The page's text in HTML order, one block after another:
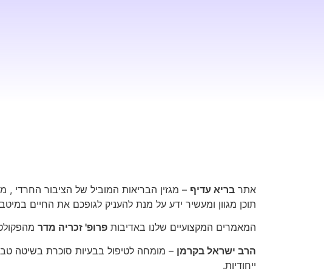
אתר בריא עדיף – מגזין הבריאות המוביל של הציבור החרדי
תוכן מגוון ומעשיר ידע על מנת להעניק לגופכם את החיים
המאמרים המקצועיים שלנו באדיבות פרופ' זכריה מדר
הרב ישראל בקרמן – מומחה לטיפול בבעיות סוכרת בשיטה
ייחודיות.